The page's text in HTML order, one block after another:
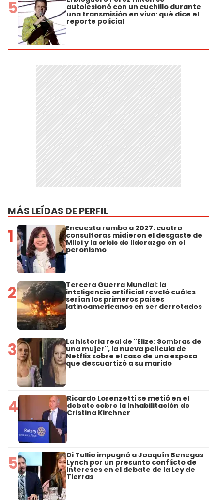
5 autolesionó con un cuchillo durante
una transmisión en vivo: qué dice el
reporte policial
MÁS LEÍDAS DE PERFIL
1 Encuesta rumbo a 2027: cuatro
consultoras midieron el desgaste de
Milei y la crisis de liderazgo en el
peronismo
2 Tercera Guerra Mundial: la
inteligencia artificial reveló cuáles
serían los primeros países
latinoamericanos en ser derrotados
3 La historia real de "Elize: Sombras de
una mujer", la nueva película de
Netflix sobre el caso de una esposa
que descuartizó a su marido
4 Ricardo Lorenzetti se metió en el
debate sobre la inhabilitación de
Cristina Kirchner
5 Di Tullio impugnó a Joaquín Benegas
Lynch por un presunto conflicto de
intereses en el debate de la Ley de
Tierras